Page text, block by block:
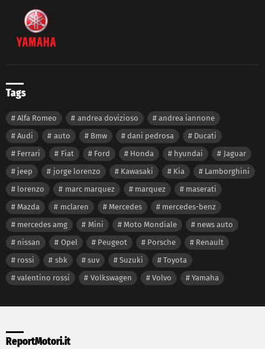
Tags
Alfa Romeo andrea dovizioso
andrea iannone
Audi
auto Bmw dani pedrosa
Ducati
Ferrari
Fiat Ford Honda hyundai
Jaguar
jeep
jorge lorenzo Kawasaki Kia
Lamborghini
lorenzo
marc marquez marquez
maserati
Mazda
mclaren Mercedes
mercedes-benz
mercedes amg
Mini Moto Mondiale
news auto
nissan
Opel Peugeot Porsche
Renault
rossi
sbk suv Suzuki
Toyota
valentino rossi
Volkswagen Volvo Yamaha
ReportMotori.it